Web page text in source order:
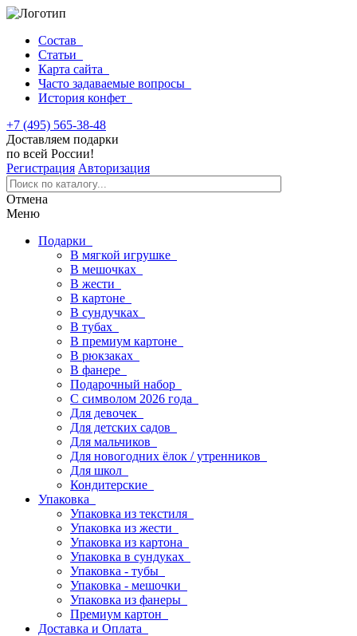
Состав
Статьи
Карта сайта
Часто задаваемые вопросы
История конфет
+7 (495) 565-38-48
Доставляем подарки
по всей России!
Регистрация Авторизация
Отмена
Меню
Подарки
В мягкой игрушке
В мешочках
В жести
В картоне
В сундучках
В тубах
В премиум картоне
В рюкзаках
В фанере
Подарочный набор
С символом 2026 года
Для девочек
Для детских садов
Для мальчиков
Для новогодних ёлок / утренников
Для школ
Кондитерские
Упаковка
Упаковка из текстиля
Упаковка из жести
Упаковка из картона
Упаковка в сундуках
Упаковка - тубы
Упаковка - мешочки
Упаковка из фанеры
Премиум картон
Доставка и Оплата